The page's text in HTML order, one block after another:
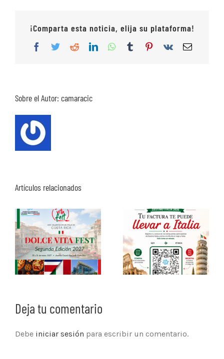
¡Comparta esta noticia, elija su plataforma!
Facebook
TwitterRedditLinkedInWhatsApp
TumblrPinterest
Vk
Correo
Sobre el Autor: camaracic
Artículos relacionados
Deja tu comentario
Debe iniciar sesión para escribir un comentario.